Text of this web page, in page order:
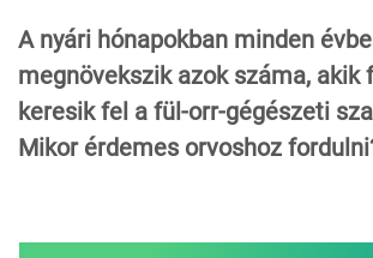
A nyári hónapokban minden
megnövekszik azok száma,
keresik fel a fül-orr-gégészeti
Mikor érdemes orvoshoz